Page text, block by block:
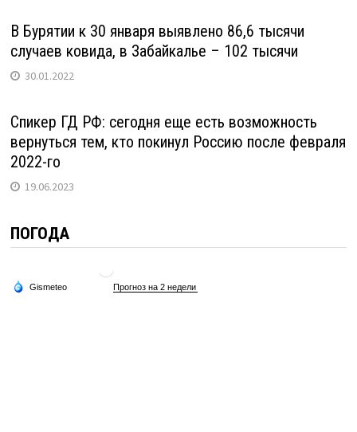
В Бурятии к 30 января выявлено 86,6 тысячи
случаев ковида, в Забайкалье – 102 тысячи
30.01.2022
Спикер ГД РФ: сегодня еще есть возможность
вернуться тем, кто покинул Россию после февраля
2022-го
19.06.2023
ПОГОДА